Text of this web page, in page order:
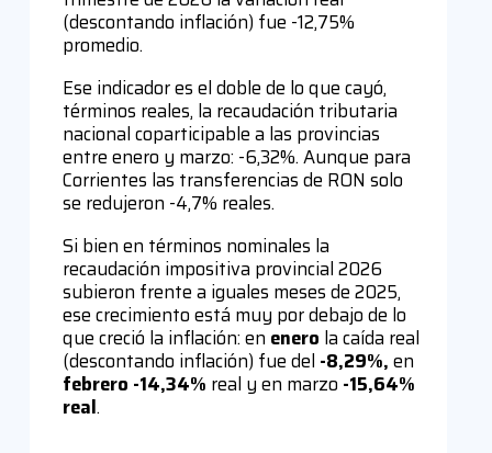
(descontando inflación) fue -12,75%
promedio.
Ese indicador es el doble de lo que cayó,
términos reales, la recaudación tributaria
nacional coparticipable a las provincias
entre enero y marzo: -6,32%. Aunque para
Corrientes las transferencias de RON solo
se redujeron -4,7% reales.
Si bien en términos nominales la
recaudación impositiva provincial 2026
subieron frente a iguales meses de 2025,
ese crecimiento está muy por debajo de lo
que creció la inflación: en enero la caída real
(descontando inflación) fue del -8,29%,en
febrero -14,34% real y en marzo -15,64%
real.